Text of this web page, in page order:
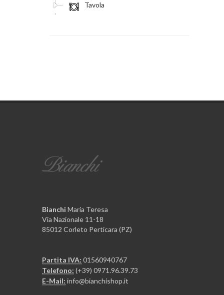
Tavola
Bianchi Maria Teresa
Via Nazionale 11-18
85012 Corleto Perticara (PZ)
Partita IVA: 01560940767
Telefono: (+39) 0971.96.39.73
E-Mail: info@bianchishop.it